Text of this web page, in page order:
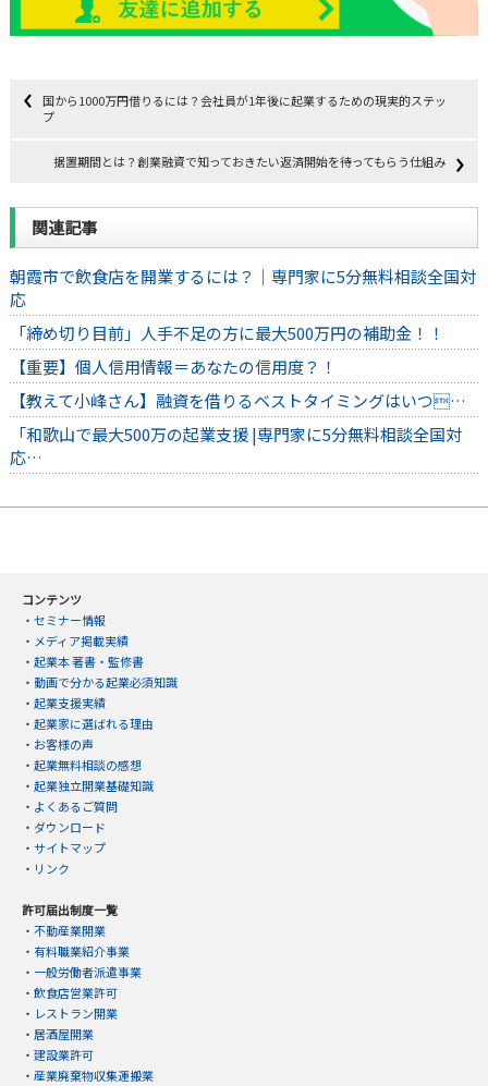
国から1000万円借りるには？会社員が1年後に起業するための現実的ステッ
プ
据置期間とは？創業融資で知っておきたい返済開始を待ってもらう仕組み
関連記事
朝霞市で飲食店を開業するには？｜専門家に5分無料相談全国対
応
「締め切り目前」人手不足の方に最大500万円の補助金！！
【重要】個人信用情報＝あなたの信用度？！
【教えて小峰さん】融資を借りるベストタイミングはいつ…
「和歌山で最大500万の起業支援 |専門家に5分無料相談全国対
応…
コンテンツ
・ セミナー情報
・ メディア掲載実績
・ 起業本 著書・監修書
・ 動画で分かる起業必須知識
・ 起業支援実績
・ 起業家に選ばれる理由
・ お客様の声
・ 起業無料相談の感想
・ 起業独立開業基礎知識
・ よくあるご質問
・ ダウンロード
・ サイトマップ
・ リンク
許可届出制度一覧
・ 不動産業開業
・ 有料職業紹介事業
・ 一般労働者派遣事業
・ 飲食店営業許可
・ レストラン開業
・ 居酒屋開業
・ 建設業許可
・ 産業廃棄物収集運搬業